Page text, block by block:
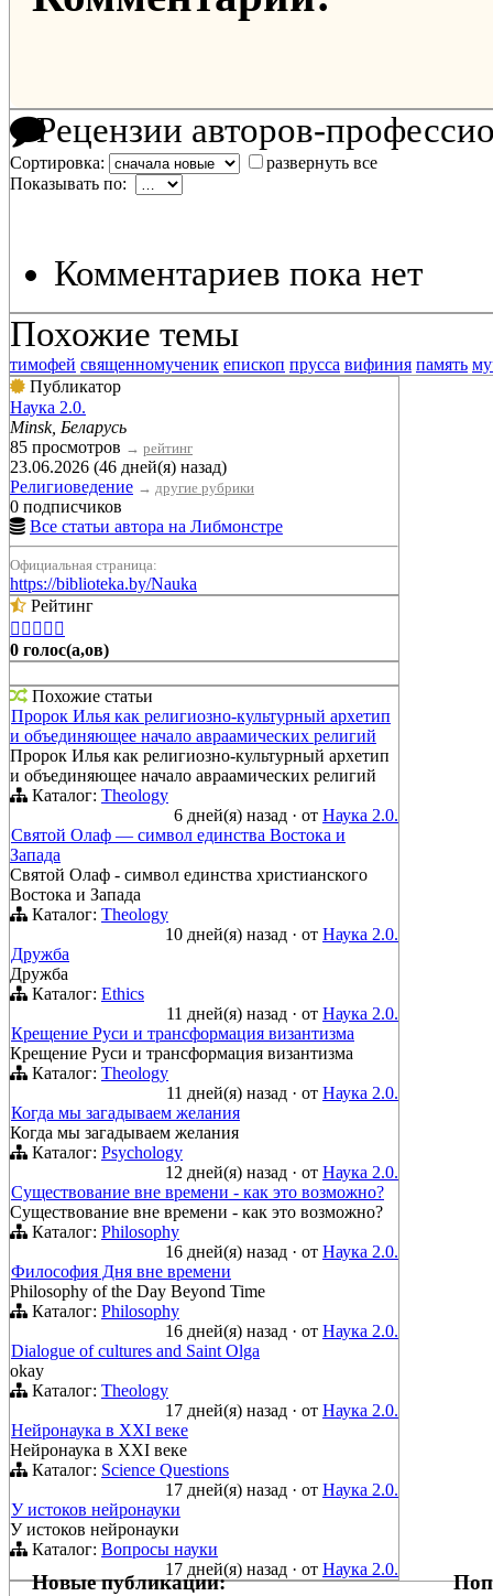
Рецензии авторов-
Сортировка:
развернуть все
Показывать по:
Комментариев пока нет
Похожие темы
тимофей священномученик епископ прусса вифиния память
Публикатор
Наука 2.0.
Minsk, Беларусь
85 просмотров → рейтинг
23.06.2026 (46 дней(я) назад)
Религиоведение → другие рубрики
0 подписчиков
Все статьи автора на Либмонстре
Официальная страница:
https://biblioteka.by/Nauka
Рейтинг
    
0 голос(а,ов)
Похожие статьи
Пророк Илья как религиозно-культурный архетип
и объединяющее начало авраамических религий
Пророк Илья как религиозно-культурный архетип
и объединяющее начало авраамических религий
Каталог: Theology
6 дней(я) назад · от Наука 2.0.
Святой Олаф — символ единства Востока и
Запада
Святой Олаф - символ единства христианского
Востока и Запада
Каталог: Theology
10 дней(я) назад · от Наука 2.0.
Дружба
Дружба
Каталог: Ethics
11 дней(я) назад · от Наука 2.0.
Крещение Руси и трансформация византизма
Крещение Руси и трансформация византизма
Каталог: Theology
11 дней(я) назад · от Наука 2.0.
Когда мы загадываем желания
Когда мы загадываем желания
Каталог: Psychology
12 дней(я) назад · от Наука 2.0.
Существование вне времени - как это возможно?
Существование вне времени - как это возможно?
Каталог: Philosophy
16 дней(я) назад · от Наука 2.0.
Философия Дня вне времени
Philosophy of the Day Beyond Time
Каталог: Philosophy
16 дней(я) назад · от Наука 2.0.
Dialogue of cultures and Saint Olga
okay
Каталог: Theology
17 дней(я) назад · от Наука 2.0.
Нейронаука в XXI веке
Нейронаука в XXI веке
Каталог: Science Questions
17 дней(я) назад · от Наука 2.0.
У истоков нейронауки
У истоков нейронауки
Каталог: Вопросы науки
17 дней(я) назад · от Наука 2.0.
Новые публикации: